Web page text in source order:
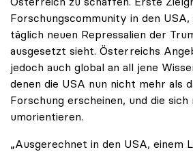
Forschungscommunity in den USA,
täglich neuen Repressalien der
ausgesetzt sieht. Österreichs
jedoch auch global an all jene
denen die USA nun nicht mehr als
Forschung erscheinen, und die sich
umorientieren.
„Ausgerechnet in den USA, einem